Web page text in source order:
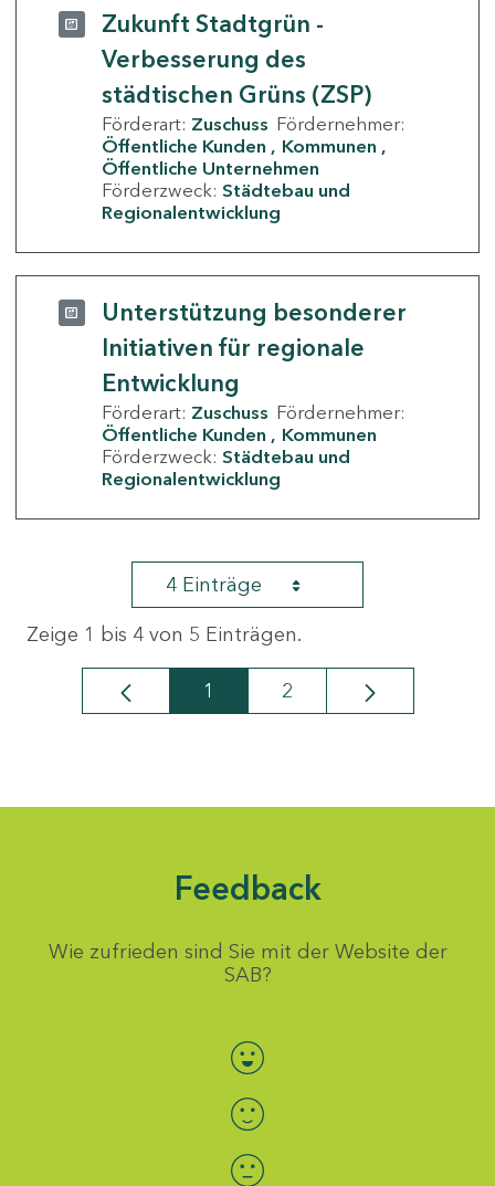
Zukunft Stadtgrün -
Verbesserung des
städtischen Grüns (ZSP)
Förderart: Zuschuss Fördernehmer:
Öffentliche Kunden
Kommunen
Öffentliche Unternehmen
Förderzweck: Städtebau und
Regionalentwicklung
Unterstützung besonderer
Initiativen für regionale
Entwicklung
Förderart: Zuschuss Fördernehmer:
Öffentliche Kunden
Kommunen
Förderzweck: Städtebau und
Regionalentwicklung
4 Einträge
Zeige 1 bis 4 von 5 Einträgen.
Seite
1 Seite
2
Feedback
Wie zufrieden sind Sie mit der Website der
SAB?
Bewertung auswählen